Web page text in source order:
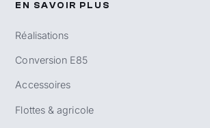
EN SAVOIR PLUS
Réalisations
Conversion E85
Accessoires
Flottes & agricole